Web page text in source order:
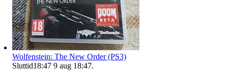
Wolfenstein: The New Order (PS3)
Sluttid18:47 9 aug 18:47.